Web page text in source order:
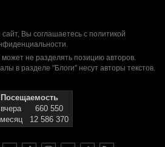
Вы соглашаетесь с политикой
.
не разделять позицию авторов.
в разделе "Блоги" несут авторы текстов.
Посещаемость
660 550
12 586 370